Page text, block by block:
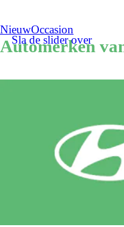
NieuwOccasion
Automerken
Sla de slider over